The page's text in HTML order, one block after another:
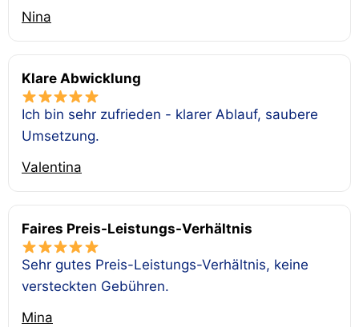
Nina
Klare Abwicklung
Ich bin sehr zufrieden - klarer Ablauf, saubere
Umsetzung.
Valentina
Faires Preis-Leistungs-Verhältnis
Sehr gutes Preis-Leistungs-Verhältnis, keine
versteckten Gebühren.
Mina